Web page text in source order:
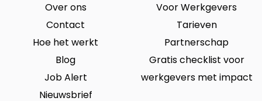
Over ons
Contact
Hoe het werkt
Blog
Job Alert
Nieuwsbrief
Voor Werkgevers
Tarieven
Partnerschap
Gratis checklist voor
werkgevers met impact